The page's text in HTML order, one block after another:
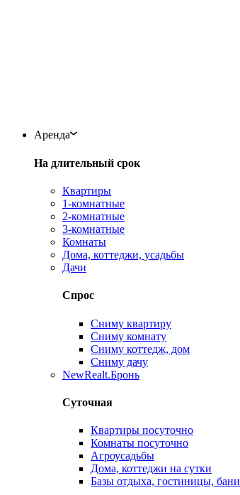
Аренда
На длительный срок
Квартиры
1-комнатные
2-комнатные
3-комнатные
Комнаты
Дома, коттеджи, усадьбы
Дачи
Спрос
Сниму квартиру
Сниму комнату
Сниму коттедж, дом
Сниму дачу
NewRealt.Бронь
Суточная
Квартиры посуточно
Комнаты посуточно
Агроусадьбы
Дома, коттеджи на сутки
Базы отдыха, гостиницы, бани